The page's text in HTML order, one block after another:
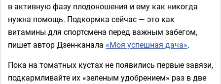
в активную фазу плодоношения и ему как никогда
нужна помощь. Подкормка сейчас — это как
витамины для спортсмена перед важным забегом,
пишет автор Дзен-канала «Моя успешная дача».
Пока на томатных кустах не появились первые завязи,
подкармливайте их «зеленым удобрением» раз в две